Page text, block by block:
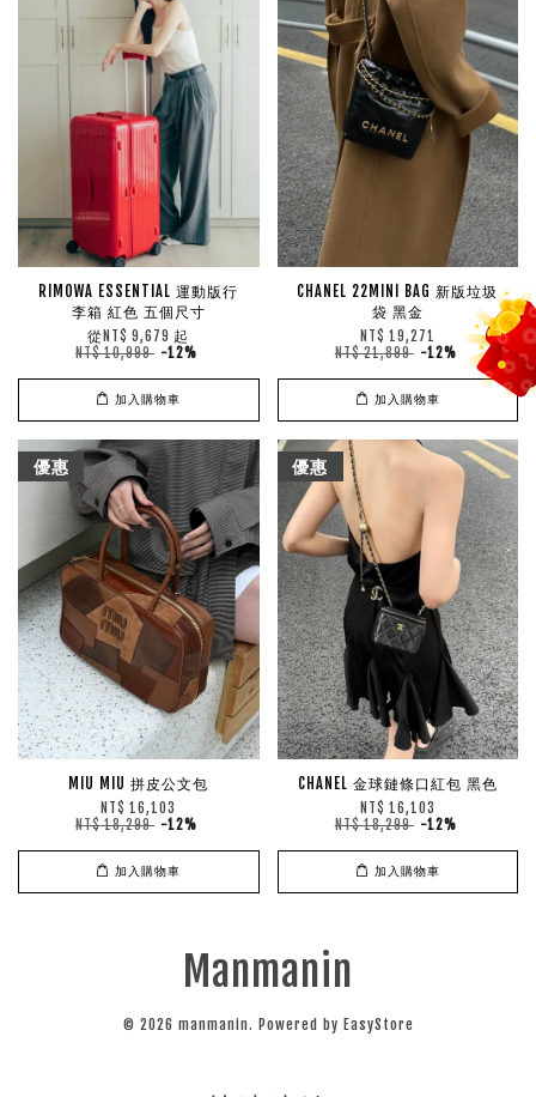
RIMOWA ESSENTIAL 運動版行
李箱 紅色 五個尺寸
從 NT$ 9,679 起
NT$ 10,999 -12%
加入購物車
CHANEL 22MINI BAG 新版垃圾
袋 黑金
NT$ 19,271
NT$ 21,899 -12%
加入購物車
優惠
MIU MIU 拼皮公文包
NT$ 16,103
NT$ 18,299 -12%
加入購物車
優惠
CHANEL 金球鏈條口紅包 黑色
NT$ 16,103
NT$ 18,299 -12%
加入購物車
Manmanin
© 2026 manmanin. Powered by EasyStore